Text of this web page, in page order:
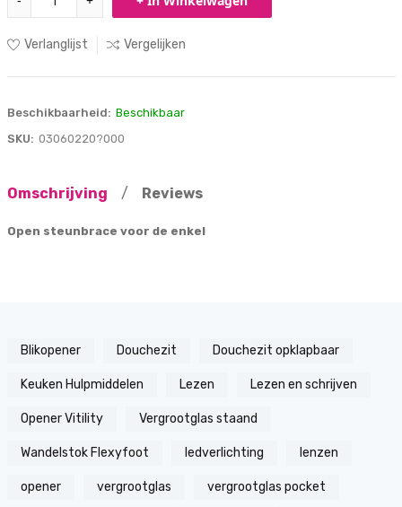
Verlanglijst Vergelijken
Beschikbaarheid: Beschikbaar
SKU: 03060220?000
Omschrijving / Reviews
Open steunbrace voor de enkel
Blikopener Douchezit Douchezit opklapbaar
Keuken Hulpmiddelen Lezen Lezen en schrijven
Opener Vitility Vergrootglas staand
Wandelstok Flexyfoot ledverlichting lenzen
opener vergrootglas vergrootglas pocket